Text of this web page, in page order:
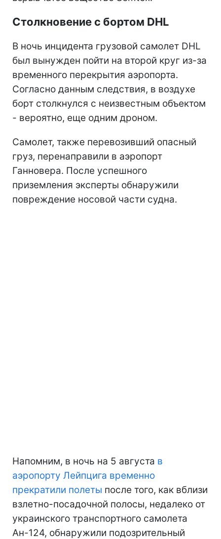
Столкновение с бортом DHL
В ночь инцидента грузовой самолет DHL
был вынужден пойти на второй круг из-за
временного перекрытия аэропорта.
Согласно данным следствия, в воздухе
борт столкнулся с неизвестным объектом
- вероятно, еще одним дроном.
Самолет, также перевозивший опасный
груз, перенаправили в аэропорт
Ганновера. После успешного
приземления эксперты обнаружили
повреждение носовой части судна.
Напомним, в ночь на 5 августа в
аэропорту Лейпцига временно
прекратили полеты после того, как вблизи
взлетно-посадочной полосы, недалеко от
украинского транспортного самолета
Ан-124, обнаружили подозрительный